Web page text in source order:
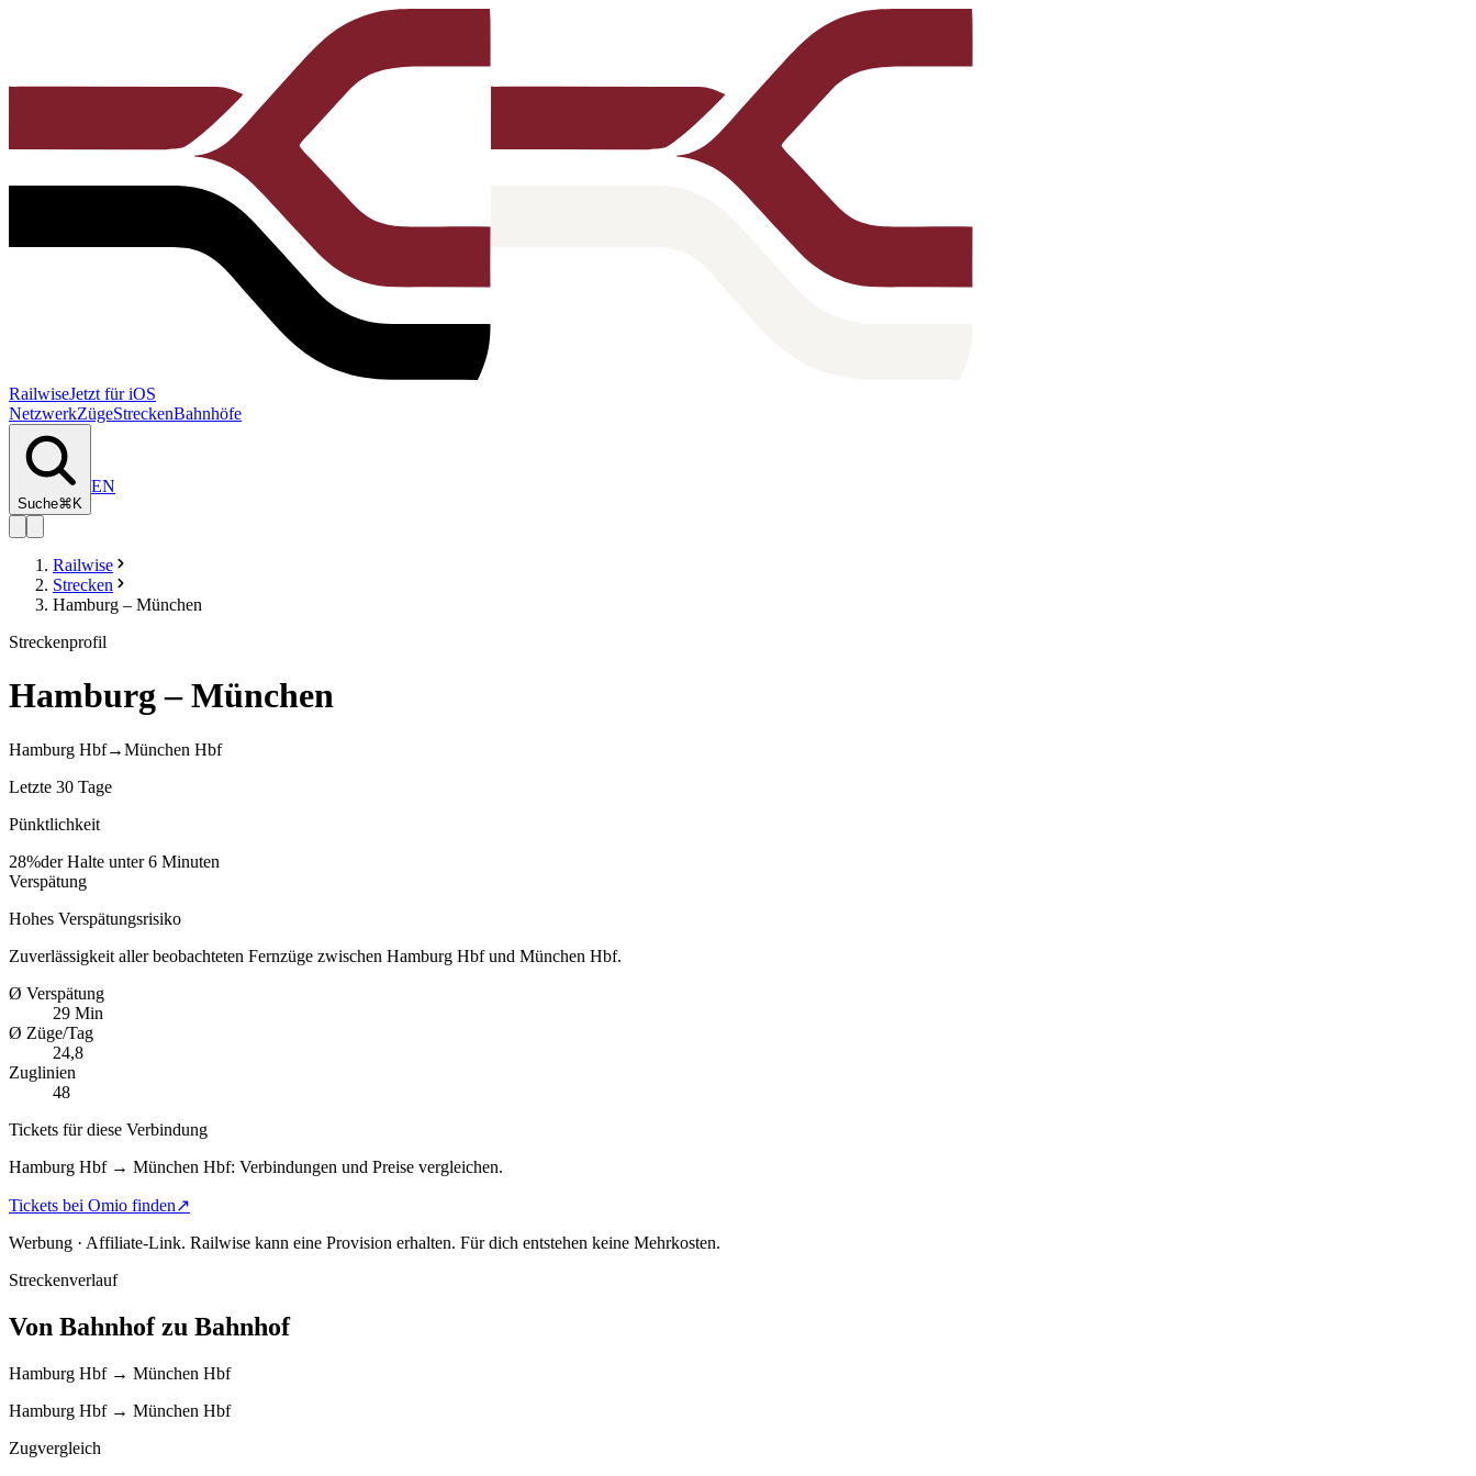
RailwiseJetzt für iOS
NetzwerkZügeStreckenBahnhöfe
Suche⌘K
EN
Railwise
Strecken
Hamburg – München
Streckenprofil
Hamburg – München
Hamburg Hbf→München Hbf
Letzte 30 Tage
Pünktlichkeit
28%der Halte unter 6 Minuten
Verspätung
Hohes Verspätungsrisiko
Zuverlässigkeit aller beobachteten Fernzüge zwischen Hamburg Hbf und München Hbf.
Ø Verspätung
29 Min
Ø Züge/Tag
24,8
Zuglinien
48
Tickets für diese Verbindung
Hamburg Hbf → München Hbf: Verbindungen und Preise vergleichen.
Tickets bei Omio finden↗
Werbung · Affiliate-Link. Railwise kann eine Provision erhalten. Für dich entstehen keine Mehrkosten.
Streckenverlauf
Von Bahnhof zu Bahnhof
Hamburg Hbf → München Hbf
Hamburg Hbf → München Hbf
Zugvergleich